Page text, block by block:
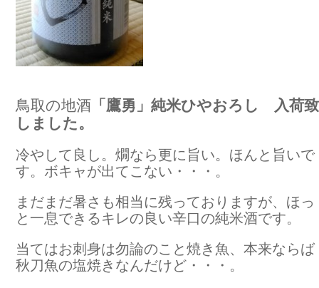
鳥取の地酒 「鷹勇」純米ひやおろし 入荷致
しました。
冷やして良し。燗なら更に旨い。ほんと旨いで
す。ボキャが出てこない・・・。
まだまだ暑さも相当に残っておりますが、ほっ
と一息できるキレの良い辛口の純米酒です。
当てはお刺身は勿論のこと焼き魚、本来ならば
秋刀魚の塩焼きなんだけど・・・。